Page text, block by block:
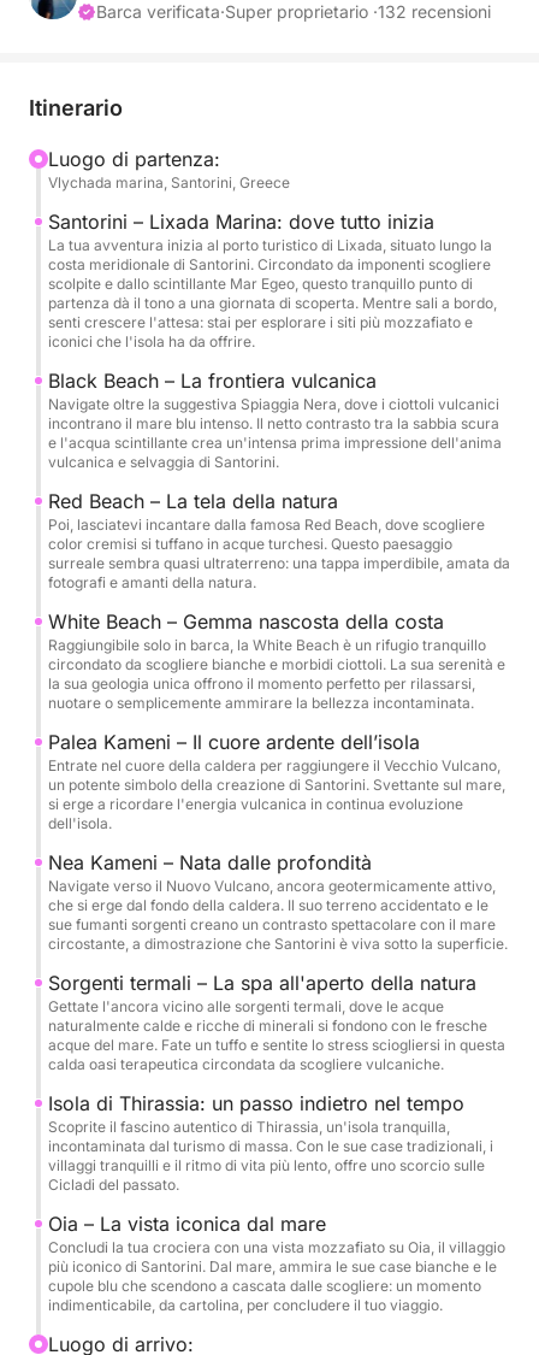
lungo la costa meridionale, passando per le famose
Mentre la barca scivola oltre le scogliere scolpite e
si dispiega davanti ai vostri occhi come un dipinto.
Entrate nel cuore della caldera per esplorare Nea
Kameni (nuovo vulcano) e Palea Kameni (vecchio
vulcano), dove avrete tempo per camminare,
esplorare o nuotare. Concedetevi un bagno
rivitalizzante nelle sorgenti termali, dove le acque
ricche di minerali regalano un'esperienza termale
Scoprite il fascino incontaminato dell'isola di
Thirassia, godetevi un lungo pranzo e una pausa per
nuotare in una baia tranquilla. Ammirate la vista
panoramica delle case bianche di Oia e delle sue
cupole blu dall'acqua, con il tempo di fermarvi,
scattare foto e godervi il momento.
Nota: il percorso può variare a seconda delle
condizioni meteorologiche e del mare. Il capitano
adatterà l'itinerario secondo necessità per garantire
un'esperienza sicura, piacevole e memorabile.
Non si tratta di una semplice gita in barca: è
un'immersione di un giorno intero nell'anima di
Santorini, che unisce panorami indimenticabili,
sapori autentici e il ritmo sereno della vita in mare.
Barca verificata·Super proprietario ·132 recensioni
Itinerario
Luogo di partenza:
Vlychada marina, Santorini, Greece
Santorini – Lixada Marina: dove tutto inizia
La tua avventura inizia al porto turistico di Lixada, situato lungo la
costa meridionale di Santorini. Circondato da imponenti scogliere
scolpite e dallo scintillante Mar Egeo, questo tranquillo punto di
partenza dà il tono a una giornata di scoperta. Mentre sali a bordo,
senti crescere l'attesa: stai per esplorare i siti più mozzafiato e
iconici che l'isola ha da offrire.
Black Beach – La frontiera vulcanica
Navigate oltre la suggestiva Spiaggia Nera, dove i ciottoli vulcanici
incontrano il mare blu intenso. Il netto contrasto tra la sabbia scura
e l'acqua scintillante crea un'intensa prima impressione dell'anima
vulcanica e selvaggia di Santorini.
Red Beach – La tela della natura
Poi, lasciatevi incantare dalla famosa Red Beach, dove scogliere
color cremisi si tuffano in acque turchesi. Questo paesaggio
surreale sembra quasi ultraterreno: una tappa imperdibile, amata da
fotografi e amanti della natura.
White Beach – Gemma nascosta della costa
Raggiungibile solo in barca, la White Beach è un rifugio tranquillo
circondato da scogliere bianche e morbidi ciottoli. La sua serenità e
la sua geologia unica offrono il momento perfetto per rilassarsi,
nuotare o semplicemente ammirare la bellezza incontaminata.
Palea Kameni – Il cuore ardente dell’isola
Entrate nel cuore della caldera per raggiungere il Vecchio Vulcano,
un potente simbolo della creazione di Santorini. Svettante sul mare,
si erge a ricordare l'energia vulcanica in continua evoluzione
dell'isola.
Nea Kameni – Nata dalle profondità
Navigate verso il Nuovo Vulcano, ancora geotermicamente attivo,
che si erge dal fondo della caldera. Il suo terreno accidentato e le
sue fumanti sorgenti creano un contrasto spettacolare con il mare
circostante, a dimostrazione che Santorini è viva sotto la superficie.
Sorgenti termali – La spa all'aperto della natura
Gettate l'ancora vicino alle sorgenti termali, dove le acque
naturalmente calde e ricche di minerali si fondono con le fresche
acque del mare. Fate un tuffo e sentite lo stress sciogliersi in questa
calda oasi terapeutica circondata da scogliere vulcaniche.
Isola di Thirassia: un passo indietro nel tempo
Scoprite il fascino autentico di Thirassia, un'isola tranquilla,
incontaminata dal turismo di massa. Con le sue case tradizionali, i
villaggi tranquilli e il ritmo di vita più lento, offre uno scorcio sulle
Cicladi del passato.
Oia – La vista iconica dal mare
Concludi la tua crociera con una vista mozzafiato su Oia, il villaggio
più iconico di Santorini. Dal mare, ammira le sue case bianche e le
cupole blu che scendono a cascata dalle scogliere: un momento
indimenticabile, da cartolina, per concludere il tuo viaggio.
Luogo di arrivo: